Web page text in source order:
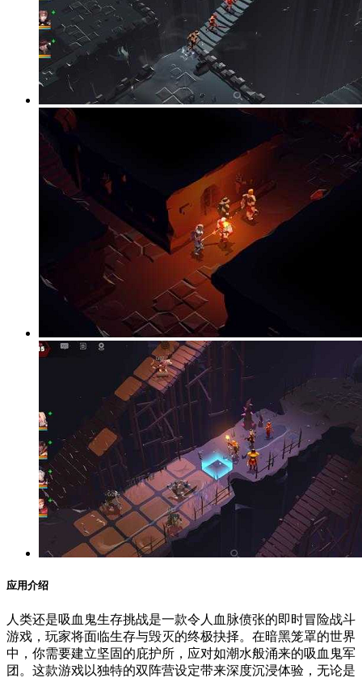
应用介绍
人类还是吸血鬼生存挑战是一款令人血脉偾张的即时冒险战斗
游戏，玩家将面临生存与毁灭的终极抉择。在暗黑笼罩的世界
中，你需要建立坚固的庇护所，应对如潮水般涌来的吸血鬼军
团。这款游戏以独特的双阵营设定带来深度沉浸体验，无论是